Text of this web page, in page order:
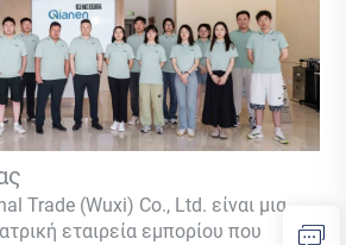
Trade (Wuxi) Co., Ltd. είναι μια
εταιρεία εμπορίου που